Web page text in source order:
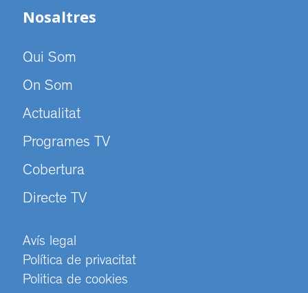
Nosaltres
Qui Som
On Som
Actualitat
Programes TV
Cobertura
Directe TV
Avís legal
Política de privacitat
Politica de cookies